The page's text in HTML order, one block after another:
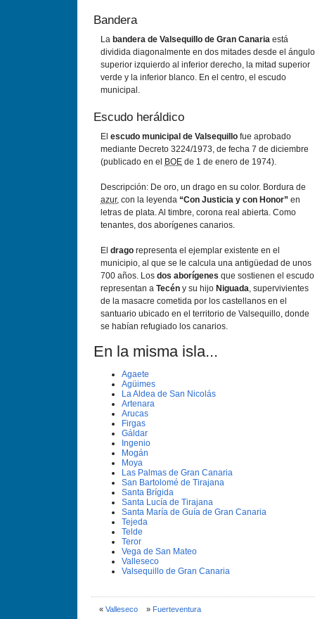
Bandera
La bandera de Valsequillo de Gran Canaria está
dividida diagonalmente en dos mitades desde el ángulo
superior izquierdo al inferior derecho, la mitad superior
verde y la inferior blanco. En el centro, el escudo
municipal.
Escudo heráldico
El escudo municipal de Valsequillo fue aprobado
mediante Decreto 3224/1973, de fecha 7 de diciembre
(publicado en el
BOE de 1 de enero de 1974).
Descripción: De oro, un drago en su color. Bordura de
azur, con la leyenda “Con Justicia y con Honor” en
letras de plata. Al timbre, corona real abierta. Como
tenantes, dos aborígenes canarios.
El drago representa el ejemplar existente en el
municipio, al que se le calcula una antigüedad de unos
700 años. Los dos aborígenes que sostienen el escudo
representan a Tecén y su hijo Niguada, supervivientes
de la masacre cometida por los castellanos en el
santuario ubicado en el territorio de Valsequillo, donde
se habían refugiado los canarios.
En la misma isla...
Agaete
Agüimes
La Aldea de San Nicolás
Artenara
Arucas
Firgas
Gáldar
Ingenio
Mogán
Moya
Las Palmas de Gran Canaria
San Bartolomé de Tirajana
Santa Brí­gida
Santa Lucí­a de Tirajana
Santa Marí­a de Guí­a de Gran Canaria
Tejeda
Telde
Teror
Vega de San Mateo
Valleseco
Valsequillo de Gran Canaria
« Valleseco» Fuerteventura